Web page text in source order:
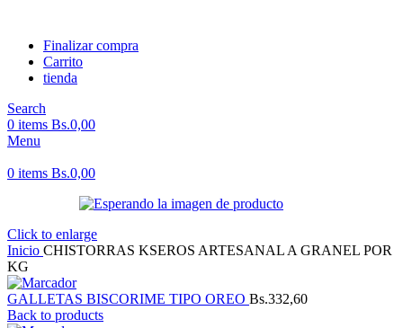
Finalizar compra
Carrito
tienda
Search
0 items Bs.0,00
Menu
0 items Bs.0,00
Click to enlarge
Inicio CHISTORRAS KSEROS ARTESANAL A GRANEL POR
KG
GALLETAS BISCORIME TIPO OREO Bs.332,60
Back to products